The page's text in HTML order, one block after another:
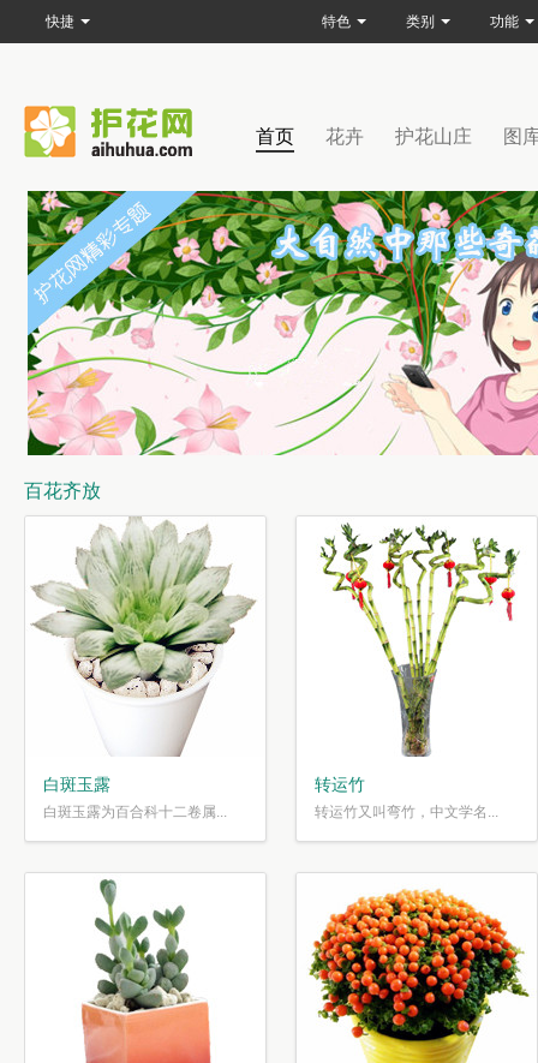
首页 花卉 护花山庄 图
百花齐放
白斑玉露
白斑玉露为百合科十二卷属...
转运竹
转运竹又叫弯竹，中文学名...
快捷 特色 类别 功能